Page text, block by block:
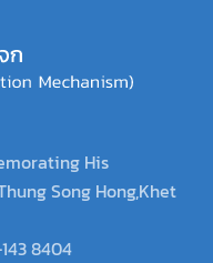
His
Song Hong,Khet
8404